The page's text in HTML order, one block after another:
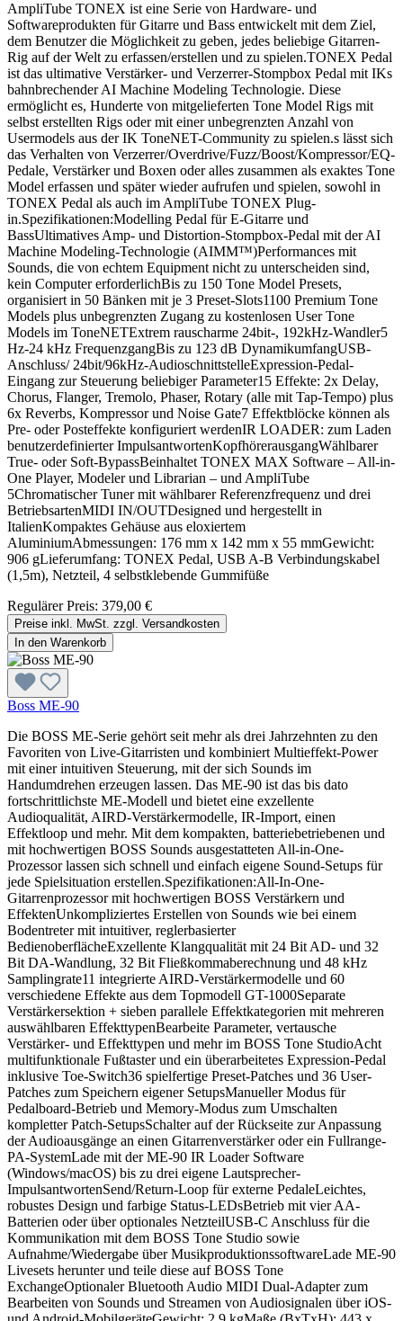
AmpliTube TONEX ist eine Serie von Hardware- und
Softwareprodukten für Gitarre und Bass entwickelt mit dem Ziel,
dem Benutzer die Möglichkeit zu geben, jedes beliebige Gitarren-
Rig auf der Welt zu erfassen/erstellen und zu spielen.TONEX Pedal
ist das ultimative Verstärker- und Verzerrer-Stompbox Pedal mit IKs
bahnbrechender AI Machine Modeling Technologie. Diese
ermöglicht es, Hunderte von mitgelieferten Tone Model Rigs mit
selbst erstellten Rigs oder mit einer unbegrenzten Anzahl von
Usermodels aus der IK ToneNET-Community zu spielen.s lässt sich
das Verhalten von Verzerrer/Overdrive/Fuzz/Boost/Kompressor/EQ-
Pedale, Verstärker und Boxen oder alles zusammen als exaktes Tone
Model erfassen und später wieder aufrufen und spielen, sowohl in
TONEX Pedal als auch im AmpliTube TONEX Plug-
in.Spezifikationen:Modelling Pedal für E-Gitarre und
BassUltimatives Amp- und Distortion-Stompbox-Pedal mit der AI
Machine Modeling-Technologie (AIMM™)Performances mit
Sounds, die von echtem Equipment nicht zu unterscheiden sind,
kein Computer erforderlichBis zu 150 Tone Model Presets,
organisiert in 50 Bänken mit je 3 Preset-Slots1100 Premium Tone
Models plus unbegrenzten Zugang zu kostenlosen User Tone
Models im ToneNETExtrem rauscharme 24bit-, 192kHz-Wandler5
Hz-24 kHz FrequenzgangBis zu 123 dB DynamikumfangUSB-
Anschluss/ 24bit/96kHz-AudioschnittstelleExpression-Pedal-
Eingang zur Steuerung beliebiger Parameter15 Effekte: 2x Delay,
Chorus, Flanger, Tremolo, Phaser, Rotary (alle mit Tap-Tempo) plus
6x Reverbs, Kompressor und Noise Gate7 Effektblöcke können als
Pre- oder Posteffekte konfiguriert werdenIR LOADER: zum Laden
benutzerdefinierter ImpulsantwortenKopfhörerausgangWählbarer
True- oder Soft-BypassBeinhaltet TONEX MAX Software – All-in-
One Player, Modeler und Librarian – und AmpliTube
5Chromatischer Tuner mit wählbarer Referenzfrequenz und drei
BetriebsartenMIDI IN/OUTDesigned und hergestellt in
ItalienKompaktes Gehäuse aus eloxiertem
AluminiumAbmessungen: 176 mm x 142 mm x 55 mmGewicht:
906 gLieferumfang: TONEX Pedal, USB A-B Verbindungskabel
(1,5m), Netzteil, 4 selbstklebende Gummifüße
Regulärer Preis: 379,00 €
Preise inkl. MwSt. zzgl. Versandkosten
In den Warenkorb
Boss ME-90
Die BOSS ME-Serie gehört seit mehr als drei Jahrzehnten zu den
Favoriten von Live-Gitarristen und kombiniert Multieffekt-Power
mit einer intuitiven Steuerung, mit der sich Sounds im
Handumdrehen erzeugen lassen. Das ME-90 ist das bis dato
fortschrittlichste ME-Modell und bietet eine exzellente
Audioqualität, AIRD-Verstärkermodelle, IR-Import, einen
Effektloop und mehr. Mit dem kompakten, batteriebetriebenen und
mit hochwertigen BOSS Sounds ausgestatteten All-in-One-
Prozessor lassen sich schnell und einfach eigene Sound-Setups für
jede Spielsituation erstellen.Spezifikationen:All-In-One-
Gitarrenprozessor mit hochwertigen BOSS Verstärkern und
EffektenUnkompliziertes Erstellen von Sounds wie bei einem
Bodentreter mit intuitiver, reglerbasierter
BedienoberflächeExzellente Klangqualität mit 24 Bit AD- und 32
Bit DA-Wandlung, 32 Bit Fließkommaberechnung und 48 kHz
Samplingrate11 integrierte AIRD-Verstärkermodelle und 60
verschiedene Effekte aus dem Topmodell GT-1000Separate
Verstärkersektion + sieben parallele Effektkategorien mit mehreren
auswählbaren EffekttypenBearbeite Parameter, vertausche
Verstärker- und Effekttypen und mehr im BOSS Tone StudioAcht
multifunktionale Fußtaster und ein überarbeitetes Expression-Pedal
inklusive Toe-Switch36 spielfertige Preset-Patches und 36 User-
Patches zum Speichern eigener SetupsManueller Modus für
Pedalboard-Betrieb und Memory-Modus zum Umschalten
kompletter Patch-SetupsSchalter auf der Rückseite zur Anpassung
der Audioausgänge an einen Gitarrenverstärker oder ein Fullrange-
PA-SystemLade mit der ME-90 IR Loader Software
(Windows/macOS) bis zu drei eigene Lautsprecher-
ImpulsantwortenSend/Return-Loop für externe PedaleLeichtes,
robustes Design und farbige Status-LEDsBetrieb mit vier AA-
Batterien oder über optionales NetzteilUSB-C Anschluss für die
Kommunikation mit dem BOSS Tone Studio sowie
Aufnahme/Wiedergabe über MusikproduktionssoftwareLade ME-90
Livesets herunter und teile diese auf BOSS Tone
ExchangeOptionaler Bluetooth Audio MIDI Dual-Adapter zum
Bearbeiten von Sounds und Streamen von Audiosignalen über iOS-